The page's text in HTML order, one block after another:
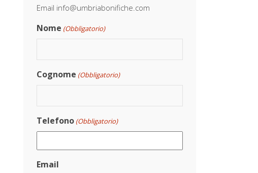
Email info@umbriabonifiche.com
Nome (Obbligatorio)
Cognome (Obbligatorio)
Telefono (Obbligatorio)
Email